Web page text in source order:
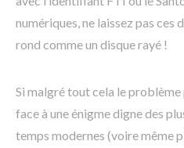
numériques, ne laissez pas ces
rond comme un disque rayé !
Si malgré tout cela le
face à une énigme digne des
temps modernes (voire même